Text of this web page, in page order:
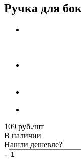
Ручка для
109 руб./шт
В наличии
Нашли дешевле?
-